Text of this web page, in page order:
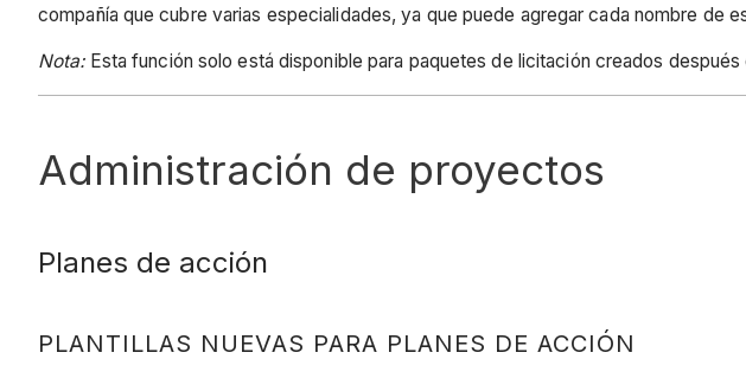
compañía que cubre varias especialidades, ya que puede agregar cada nombre de
Nota: Esta función solo está disponible para paquetes de licitación creados
Administración de proyectos
Planes de acción
PLANTILLAS NUEVAS PARA PLANES DE ACCIÓN